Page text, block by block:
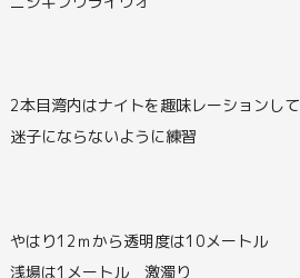
2本目湾内はナイトを趣味レーションして
迷子にならないように練習
やはり12ｍから透明度は10メートル
浅場は1メートル 激濁り